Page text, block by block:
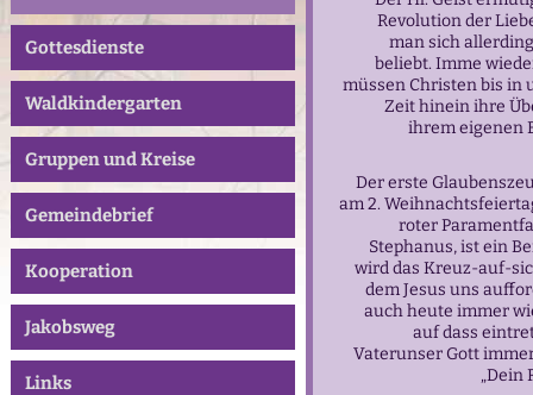
Gottesdienste
Waldkindergarten
Gruppen und Kreise
Gemeindebrief
Kooperation
Jakobsweg
Links
Revolution der
man sich
beliebt. Imme
müssen Christen bis in
Zeit hinein ihre
ihrem eigenen
Der erste
am 2.
roter
Stephanus, ist ein
wird das Kreuz-auf-
dem Jesus uns
auch heute immer
auf dass
Vaterunser Gott
„Dein